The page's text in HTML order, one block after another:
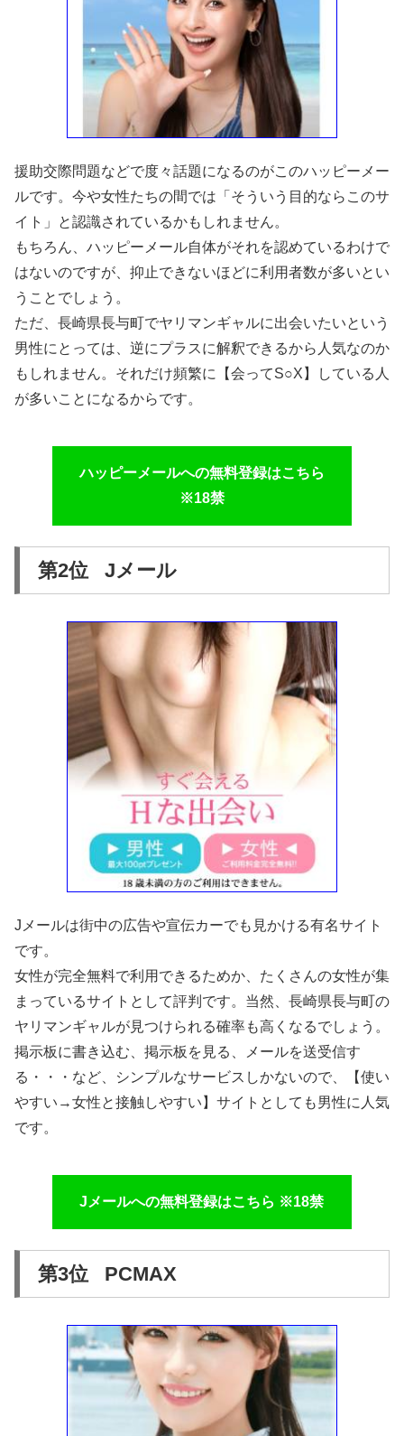
援助交際問題などで度々話題になるのがこのハッピーメー
ルです。今や女性たちの間では「そういう目的ならこのサ
イト」と認識されているかもしれません。
もちろん、ハッピーメール自体がそれを認めているわけで
はないのですが、抑止できないほどに利用者数が多いとい
うことでしょう。
ただ、長崎県長与町でヤリマンギャルに出会いたいという
男性にとっては、逆にプラスに解釈できるから人気なのか
もしれません。それだけ頻繁に【会ってS○X】している人
が多いことになるからです。
ハッピーメールへの無料登録はこちら
※18禁
第2位 Jメール
Jメールは街中の広告や宣伝カーでも見かける有名サイト
です。
女性が完全無料で利用できるためか、たくさんの女性が集
まっているサイトとして評判です。当然、長崎県長与町の
ヤリマンギャルが見つけられる確率も高くなるでしょう。
掲示板に書き込む、掲示板を見る、メールを送受信す
る・・・など、シンプルなサービスしかないので、【使い
やすい→女性と接触しやすい】サイトとしても男性に人気
です。
Jメールへの無料登録はこちら ※18禁
第3位 PCMAX